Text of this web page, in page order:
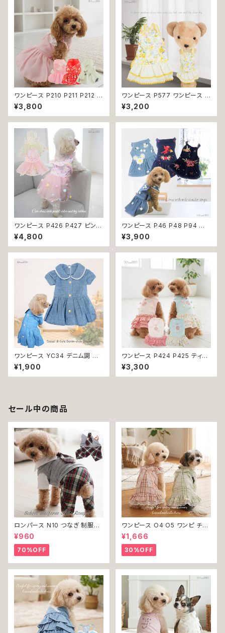
ワンピース P210 P211 P212 犬
イエロー ピンク ホワイト レッド
レモン 蝶 フラワー 猫 ペット 服
犬服 犬の服 犬洋服 犬の洋服
洋服 dog ドッグウェア ドッグウ
エア 女の子 小型犬 おしゃれ か
わいい 可愛い 透け感 コットン
返品交換不可
¥3,800
ワンピース P577 ワンピース ド
レス ハンドメイド 花 スカート ト
ップス ティアードスカート 春 夏
パピー 小型犬 犬 猫 ペット 服
ウェア おしゃれ かわいい お出
かけ 返品交換不可
¥3,200
ワンピース P426 P427 ピンク
ホワイト ハンドメイド ビーズ 揺
れる リボン レース ドッグウェア
春夏 ドッグウエア ドッグ ウェア
プル 犬洋服 猫洋服 春 夏 洋服
女の子 男の子 小型 おしゃれ か
わいい 送料無料 返品交換不可
¥4,800
ワンピース P46 P48 P94 犬
服 フラワー デニム調 トップス ナ
チュラル ハンドメイド ブルー 青
花 パール風 ビーズ ドッグ ウェ
服 犬の服 犬洋服 洋服 女の子
小型 小型犬 猫 おしゃれ かわい
い 返品交換不可
¥3,900
ワンピース YC34 デニム調 紺
レース シンプル 女の子 春 夏
犬 犬服 小型 猫 服 洋服 ペット
dog ドッグウェア おしゃれ かわ
¥1,900
ワンピース P424 P425 ティア
ード ドット 水玉 ハンドメイド ド
ッグウェア 春夏 ドッグウエア ド
ッグ ウェア 犬 猫 ペット 服 犬服
¥3,300
セール中の商品
ロンパース N10 つなぎ 制服風
チェック柄 グレー 灰色 コスチュ
ーム コスプレ ドッグウェア dog
犬 猫 ペット 服 犬服 洋服 オシ
ャレ かわいい 小型犬 返品交換
不可
¥960
70%OFF
ワンピース O4 O5 ワンピ チェ
ック プリーツ レース 女の子 犬
犬服 小型 猫 服 洋服 ペット do
g ドッグウェア おしゃれ かわい
い 返品交換不可
¥1,666
30%OFF